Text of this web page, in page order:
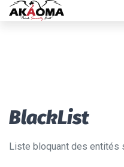
BlackList
Liste bloquant des entités